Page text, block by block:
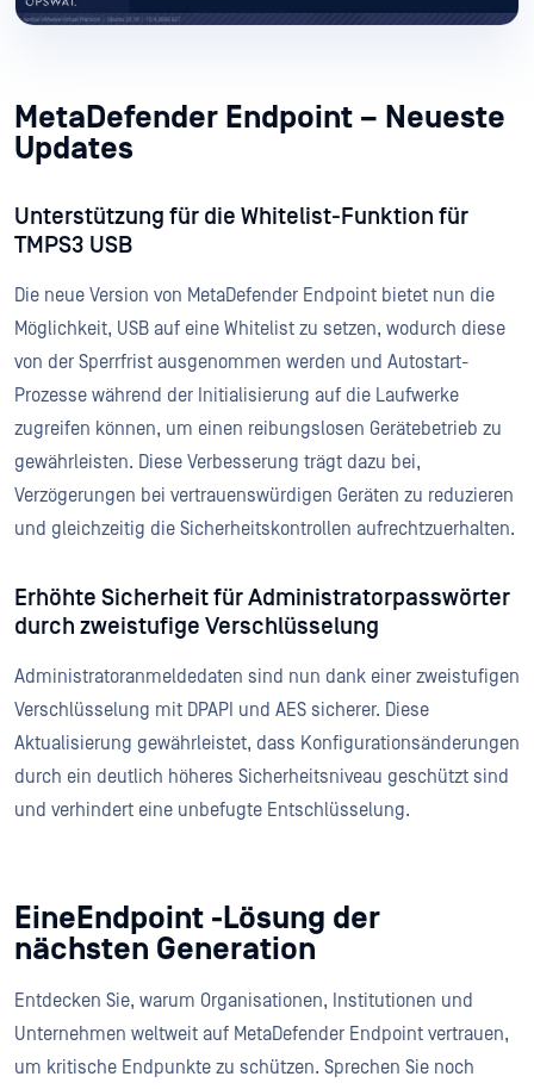
MetaDefender Endpoint – Neueste
Updates
Unterstützung für die Whitelist-Funktion für
TMPS3 USB
Die neue Version von MetaDefender Endpoint bietet nun die
Möglichkeit, USB auf eine Whitelist zu setzen, wodurch diese
von der Sperrfrist ausgenommen werden und Autostart-
Prozesse während der Initialisierung auf die Laufwerke
zugreifen können, um einen reibungslosen Gerätebetrieb zu
gewährleisten. Diese Verbesserung trägt dazu bei,
Verzögerungen bei vertrauenswürdigen Geräten zu reduzieren
und gleichzeitig die Sicherheitskontrollen aufrechtzuerhalten.
Erhöhte Sicherheit für Administratorpasswörter
durch zweistufige Verschlüsselung
Administratoranmeldedaten sind nun dank einer zweistufigen
Verschlüsselung mit DPAPI und AES sicherer. Diese
Aktualisierung gewährleistet, dass Konfigurationsänderungen
durch ein deutlich höheres Sicherheitsniveau geschützt sind
und verhindert eine unbefugte Entschlüsselung.
EineEndpoint -Lösung der
nächsten Generation
Entdecken Sie, warum Organisationen, Institutionen und
Unternehmen weltweit auf MetaDefender Endpoint vertrauen,
um kritische Endpunkte zu schützen. Sprechen Sie noch